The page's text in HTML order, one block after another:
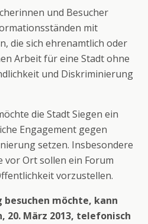
und Besucher
mit
die sich ehrenamtlich oder
Arbeit für eine Stadt ohne
und Diskriminierung
die Stadt Siegen ein
Engagement gegen
setzen. Insbesondere
Ort sollen ein Forum
vorzustellen.
möchte, kann
20. März 2013, telefonisch